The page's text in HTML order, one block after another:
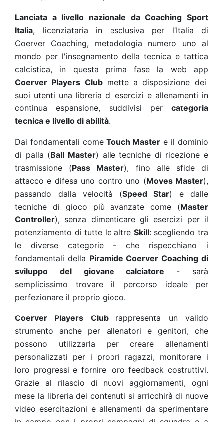
Lanciata a livello nazionale daCoaching Sport
Italia, licenziataria in esclusiva per l’Italia di
Coerver Coaching, metodologia numero uno al
mondo per l'insegnamento della tecnica e tattica
calcistica, in questa prima fase la web app
Coerver Players Clubmette a disposizione dei
suoi utenti una libreria di esercizi e allenamenti in
continua espansione, suddivisi per categoria
tecnica e livello di abilità.
Dai fondamentali comeTouch Master e il dominio
di palla (Ball Master) alle tecniche di ricezione e
trasmissione (Pass Master), fino alle sfide di
attacco e difesa uno contro uno (Moves Master),
passando dalla velocità (Speed Star) e dalle
tecniche di gioco più avanzate come (Master
Controller), senza dimenticare gli esercizi per il
potenziamento di tutte le altre Skill: scegliendo tra
le diverse categorie - che rispecchiano i
fondamentali della Piramide Coerver Coaching di
sviluppo del giovane calciatore
- sarà
semplicissimo trovare il percorso ideale per
perfezionare il proprio gioco.
Coerver Players Club rappresenta un valido
strumento anche per allenatori e genitori, che
possono utilizzarla per creare allenamenti
personalizzati per i propri ragazzi, monitorare i
loro progressi e fornire loro feedback costruttivi.
Grazie al rilascio di nuovi aggiornamenti, ogni
mese la libreria dei contenuti si arricchirà di nuove
video esercitazioni e allenamenti da sperimentare